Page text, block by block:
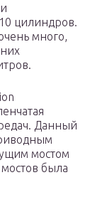
цилиндров.
много,
Данный
мостом
была